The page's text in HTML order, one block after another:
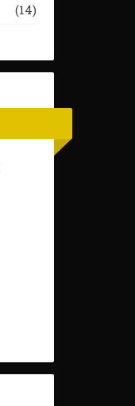
(14)